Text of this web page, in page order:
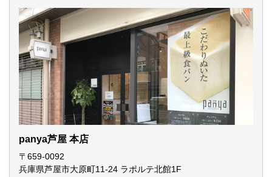
panya芦屋 本店
〒659-0092
兵庫県芦屋市大原町11-24 ラポルテ北館1F